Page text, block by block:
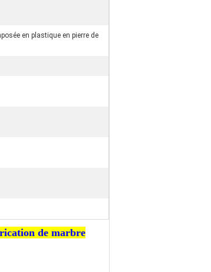
en plastique en pierre de
de marbre